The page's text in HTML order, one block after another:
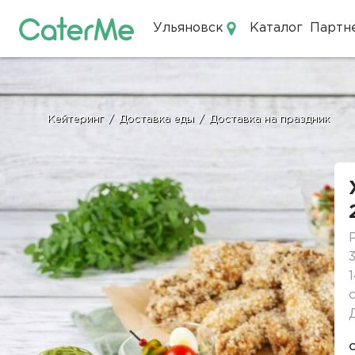
Ульяновск Каталог
Строка
Кейтеринг / Доставка еды / Доставка на праздник